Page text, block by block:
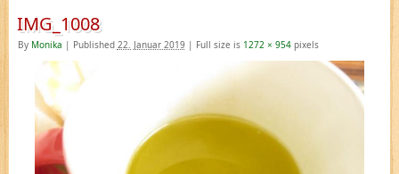
IMG_1008
By Monika | Published 22. Januar 2019 | Full size is 1272 × 954pixels